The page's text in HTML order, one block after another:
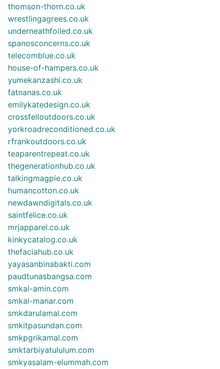
thomson-thorn.co.uk
wrestlingagrees.co.uk
underneathfoiled.co.uk
spanosconcerns.co.uk
telecomblue.co.uk
house-of-hampers.co.uk
yumekanzashi.co.uk
fatnanas.co.uk
emilykatedesign.co.uk
crossfelloutdoors.co.uk
yorkroadreconditioned.co.uk
rfrankoutdoors.co.uk
teaparentrepeat.co.uk
thegenerationhub.co.uk
talkingmagpie.co.uk
humancotton.co.uk
newdawndigitals.co.uk
saintfelice.co.uk
mrjapparel.co.uk
kinkycatalog.co.uk
thefaciahub.co.uk
yayasanbinabakti.com
paudtunasbangsa.com
smkal-amin.com
smkal-manar.com
smkdarulamal.com
smkitpasundan.com
smkpgrikamal.com
smktarbiyatululum.com
smkyasalam-elummah.com